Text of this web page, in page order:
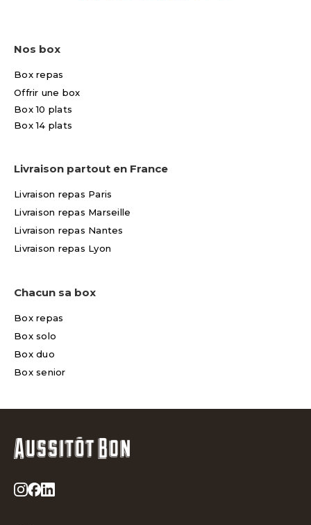
Nos box
Box repas
Offrir une box
Box 10 plats
Box 14 plats
Livraison partout en France
Livraison repas Paris
Livraison repas Marseille
Livraison repas Nantes
Livraison repas Lyon
Chacun sa box
Box repas
Box solo
Box duo
Box senior